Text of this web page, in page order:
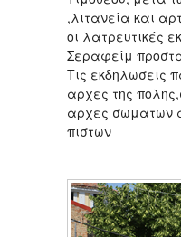
,λιτανεία και
οι λατρευτικές
Σεραφείμ
Τις εκδηλωσεις
αρχες της
αρχες σωματων
πιστων